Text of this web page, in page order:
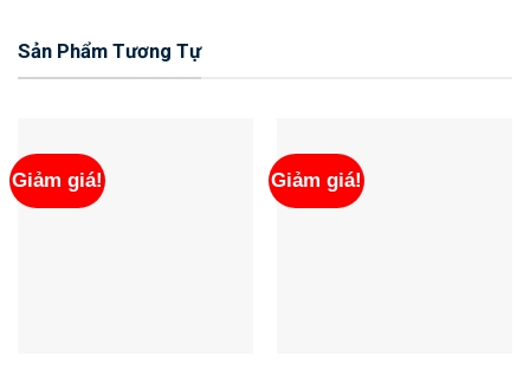
Sản Phẩm Tương Tự
Giảm giá! Giảm giá!